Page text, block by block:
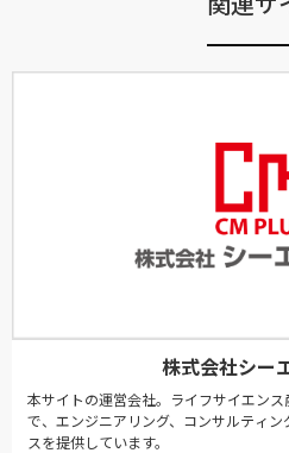
株式会社シー
本サイトの運営会社。ライフサイエン
で、エンジニアリング、コンサルティ
スを提供しています。